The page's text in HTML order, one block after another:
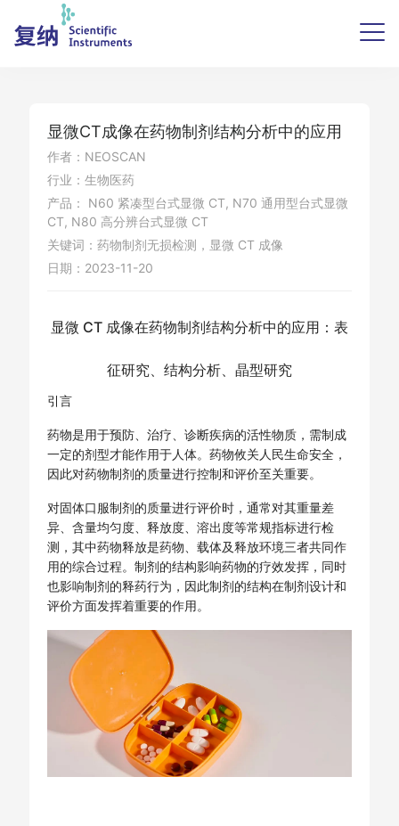
显微CT成像在药物制剂结构分析中的应用
作者：NEOSCAN
行业：生物医药
产品： N60 紧凑型台式显微 CT, N70 通用型台式显微
CT, N80 高分辨台式显微 CT
关键词：药物制剂无损检测，显微 CT 成像
日期：2023-11-20
显微 CT 成像在药物制剂结构分析中的应用：表
征研究、结构分析、晶型研究
引言
药物是用于预防、治疗、诊断疾病的活性物质，需制成
一定的剂型才能作用于人体。药物攸关人民生命安全，
因此对药物制剂的质量进行控制和评价至关重要。
对固体口服制剂的质量进行评价时，通常对其重量差
异、含量均匀度、释放度、溶出度等常规指标进行检
测，其中药物释放是药物、载体及释放环境三者共同作
用的综合过程。制剂的结构影响药物的疗效发挥，同时
也影响制剂的释药行为，因此制剂的结构在制剂设计和
评价方面发挥着重要的作用。